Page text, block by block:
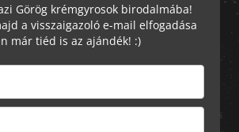
Görög krémgyrosok birodalmába!
a visszaigazoló e-mail elfogadása
már tiéd is az ajándék! :)